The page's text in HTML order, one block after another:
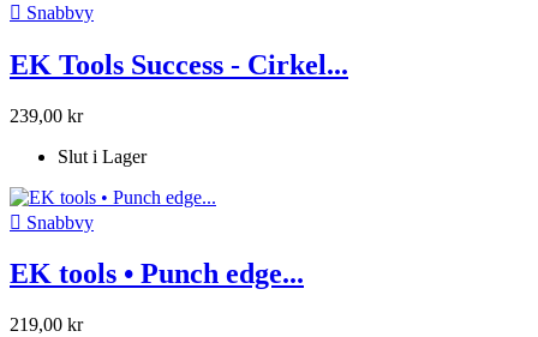
 Snabbvy
EK Tools Success - Cirkel...
239,00 kr
Slut i Lager
 Snabbvy
EK tools • Punch edge...
219,00 kr